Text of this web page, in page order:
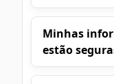
Minhas
estão